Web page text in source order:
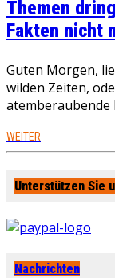
Themen
Fakten nicht
Guten Morgen,
wilden Zeiten,
atemberaubende
WEITER
Unterstützen Sie
Nachrichten